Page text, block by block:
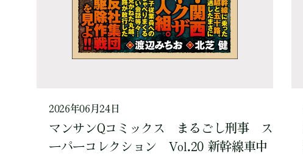
2026年06月24日
マンサンQコミックス まるごし刑事 ス
ーパーコレクション Vol.20 新幹線車中